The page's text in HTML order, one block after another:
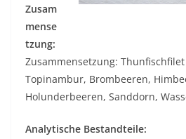
Zusam
mense
tzung:
Zusammensetzung: Thunfischfilet
Topinambur, Brombeeren,
Holunderbeeren, Sanddorn,
Analytische Bestandteile: